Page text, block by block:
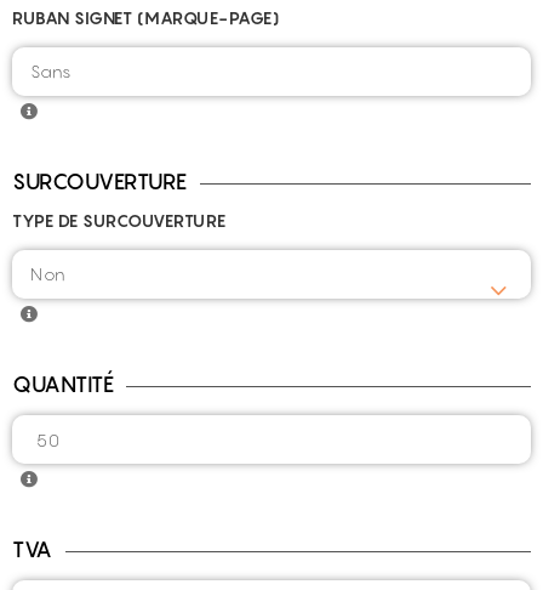
RUBAN SIGNET (MARQUE-PAGE)
SURCOUVERTURE
TYPE DE SURCOUVERTURE
QUANTITÉ
TVA